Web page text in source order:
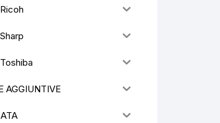
AGGIUNTIVE